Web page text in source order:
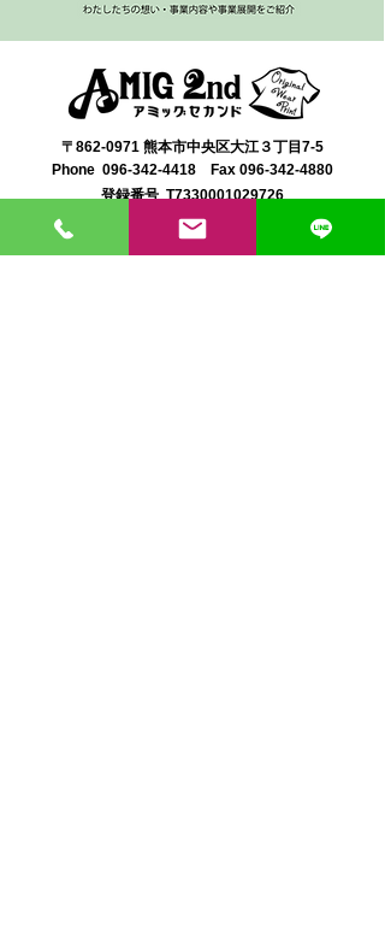
〒862-0971 熊本市中央区大江３丁目7-5
​Phone 096-342-4418 Fax 096-342-4880
登録番号 T7330001029726
【営業時間】9:30〜19:30